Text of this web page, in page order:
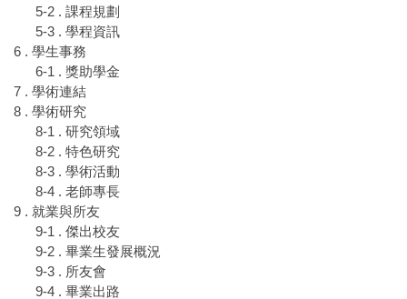
5-2 . 課程規劃
5-3 . 學程資訊
6 . 學生事務
6-1 . 獎助學金
7 . 學術連結
8 . 學術研究
8-1 . 研究領域
8-2 . 特色研究
8-3 . 學術活動
8-4 . 老師專長
9 . 就業與所友
9-1 . 傑出校友
9-2 . 畢業生發展概況
9-3 . 所友會
9-4 . 畢業出路